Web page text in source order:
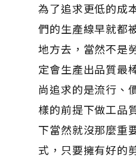
為了追求更低的成
們的生產線早就都
地方去，當然不是
定會生產出品質最
尚追求的是流行、
樣的前提下做工品
下當然就沒那麼重
式，只要擁有好的